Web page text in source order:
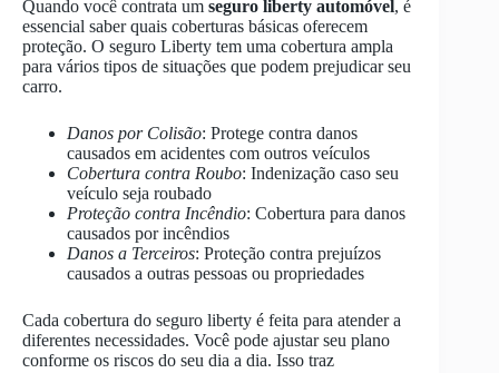
Quando você contrata um seguro liberty automóvel, é
essencial saber quais coberturas básicas oferecem
proteção. O seguro Liberty tem uma cobertura ampla
para vários tipos de situações que podem prejudicar seu
carro.
Danos por Colisão: Protege contra danos
causados em acidentes com outros veículos
Cobertura contra Roubo: Indenização caso seu
veículo seja roubado
Proteção contra Incêndio: Cobertura para danos
causados por incêndios
Danos a Terceiros: Proteção contra prejuízos
causados a outras pessoas ou propriedades
Cada cobertura do seguro liberty é feita para atender a
diferentes necessidades. Você pode ajustar seu plano
conforme os riscos do seu dia a dia. Isso traz